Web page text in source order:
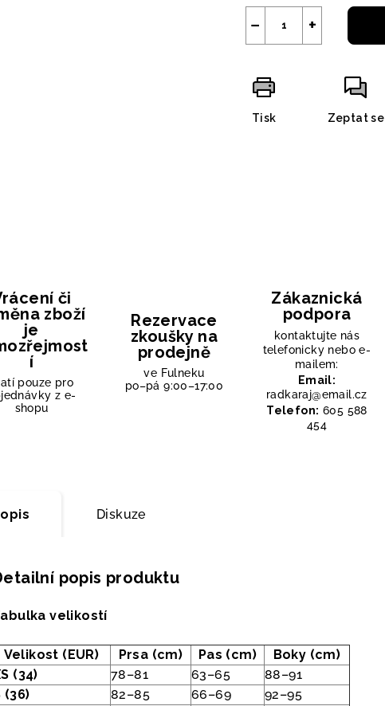
+
−
Tisk Zeptat se
či
zboží
je
í
pouze pro
z e-
shopu
Rezervace
zkoušky na
prodejně
ve Fulneku
po–pá 9:00–17:00
Zákaznická
podpora
kontaktujte nás
telefonicky nebo e-
mailem:
Email:
radkaraj@email.cz
Telefon: 605 588
454
Diskuze
popis produktu
velikostí
Velikost (EUR) Prsa (cm) Pas (cm)
Boky (cm)
(34)
78–81 63–65
88–91
(36)
82–85 66–69
92–95